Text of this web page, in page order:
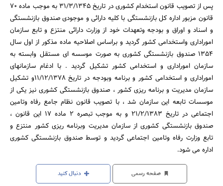
پس از تصویب قانون استخدام کشوری در تاریخ 31/3/1345 به موجب ماده 70
قانون مزبور اداره کل بازنشستگی با کلیه دارائی و موجودی صندوق بازنشستگی
و اسناد و اوراق و بودجه وتعهدات خود از وزارت دارائی منتزع و تابع سازمان
اموراداری واستخدامی کشور گردید و براساس اصلاحیه ماده مذکور از اول سال
1354 صندوق بازنشستگی کشوری به صورت موسسه ای مستقل وابسته به
سازمان اموراداری و استخدامی کشور تشکیل گردید . با ادغام سازمانهای
اموراداری و استخدامی کشور و برنامه وبودجه در تاریخ 11/12/1378و تشکیل
سازمان مدیریت و برنامه ریزی کشور ، صندوق بازنشستگی کشوری نیز یکی از
موسسات تابعه این سازمان شد ، با تصویب قانون نظام جامع رفاه وتامین
اجتماعی در تاریخ 21/2/1383 و به موجب تبصره 2 ماده 17 این قانون ،
صندوق بازنشستگی کشوری از سازمان مدیریت وبرنامه ریزی کشور منتزع و
تابع وزارت رفاه وتامین اجتماعی گردید و توسط صندوق بازنشستگی کشوری
اداره می شود.
صفحه رسمی دنبال کنید